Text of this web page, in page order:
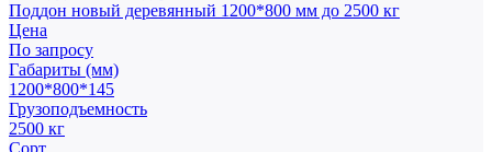
Поддон новый деревянный 1200*800 мм до 2500 кг
Цена
По запросу
Габариты (мм)
1200*800*145
Грузоподъемность
2500 кг